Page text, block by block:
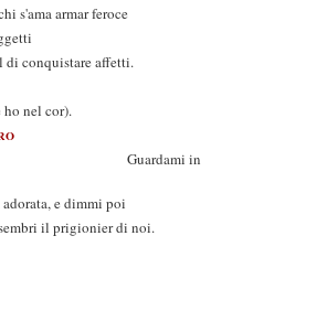
s'ama armar feroce
di conquistare affetti.
nel cor).
in
e dimmi poi
il prigionier di noi.